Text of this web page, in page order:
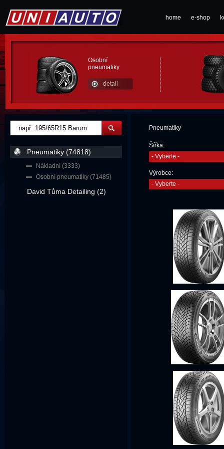
home e-shop
Osobní
pneumatiky
detail
Pneumatiky
Šířka:
- Vyberte -
Výrobce:
- Vyberte -
Pneumatiky (74818)
Nákladní (3333)
Osobní pneumatiky (71485)
David Tůma Detailing (2)